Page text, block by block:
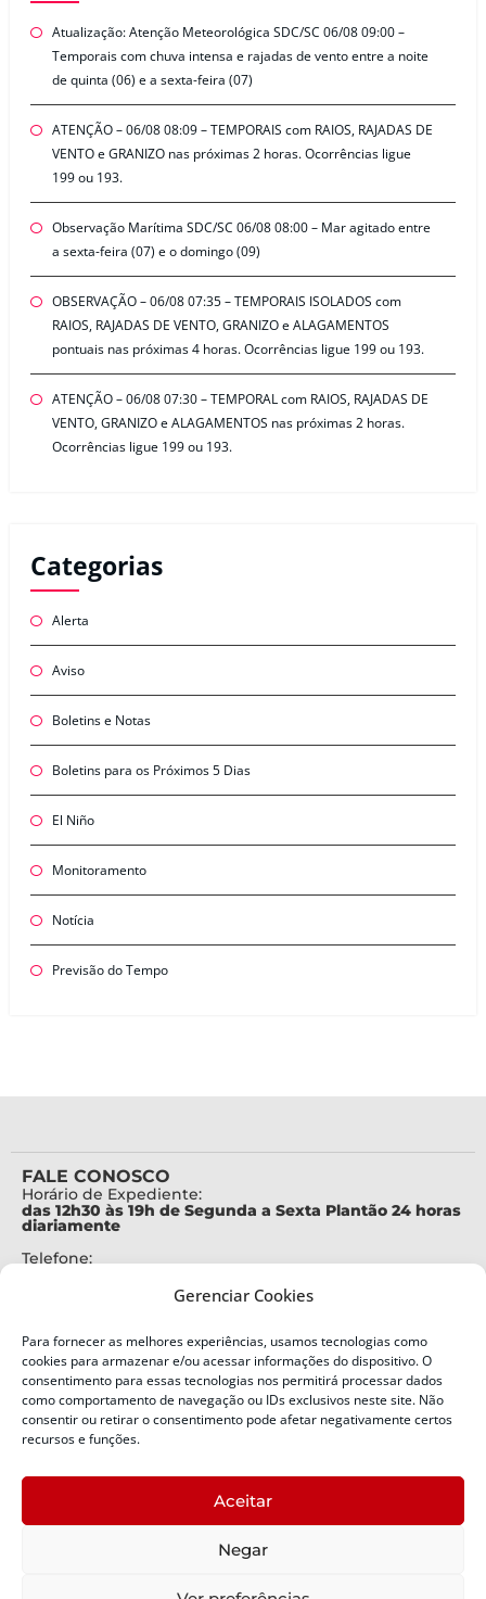
Gerenciar Cookies
Para fornecer as melhores experiências, usamos tecnologias como
cookies para armazenar e/ou acessar informações do dispositivo. O
consentimento para essas tecnologias nos permitirá processar dados
como comportamento de navegação ou IDs exclusivos neste site. Não
consentir ou retirar o consentimento pode afetar negativamente certos
recursos e funções.
Aceitar
Negar
Atualização: Atenção Meteorológica SDC/SC 06/08 09:00 –
Temporais com chuva intensa e rajadas de vento entre a noite
de quinta (06) e a sexta-feira (07)
ATENÇÃO – 06/08 08:09 – TEMPORAIS com RAIOS, RAJADAS DE
VENTO e GRANIZO nas próximas 2 horas. Ocorrências ligue
199 ou 193.
Observação Marítima SDC/SC 06/08 08:00 – Mar agitado entre
a sexta-feira (07) e o domingo (09)
OBSERVAÇÃO – 06/08 07:35 – TEMPORAIS ISOLADOS com
RAIOS, RAJADAS DE VENTO, GRANIZO e ALAGAMENTOS
pontuais nas próximas 4 horas. Ocorrências ligue 199 ou 193.
ATENÇÃO – 06/08 07:30 – TEMPORAL com RAIOS, RAJADAS DE
VENTO, GRANIZO e ALAGAMENTOS nas próximas 2 horas.
Ocorrências ligue 199 ou 193.
Categorias
Alerta
Aviso
Boletins e Notas
Boletins para os Próximos 5 Dias
El Niño
Monitoramento
Notícia
Previsão do Tempo
FALE CONOSCO
Horário de Expediente:
das 12h30 às 19h de Segunda a Sexta Plantão 24 horas
diariamente
Telefone:
Alertas Defesa Civil:
SMS 40199
ENDEREÇO
Defesa Civil do Estado de Santa Catarina
Bairro:
Capoeiras, Florianópolis, SC